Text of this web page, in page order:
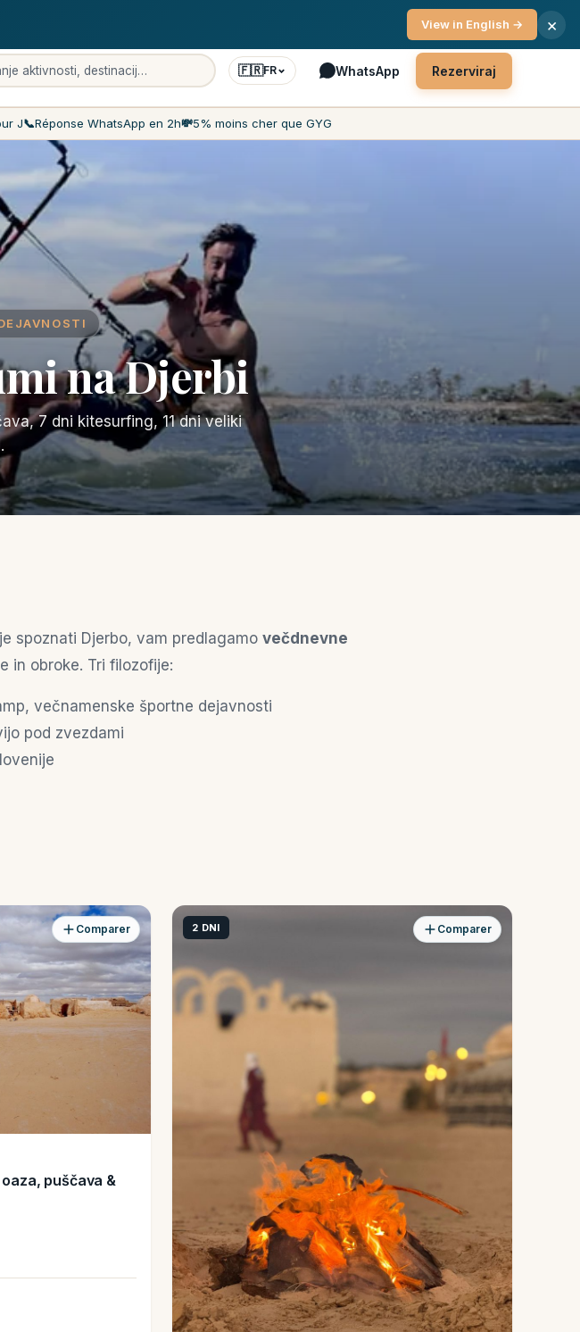
🇫🇷FR WhatsApp Rezerviraj
J📞Réponse WhatsApp en 2h💸5% moins cher que GYG
na Djerbi
7 dni kitesurfing, 11 dni veliki
spoznati Djerbo, vam predlagamo večdnevne
in obroke. Tri filozofije:
večnamenske športne dejavnosti
pod zvezdami
puščava &
Comparer 2 DNI Comparer
View in English → ×